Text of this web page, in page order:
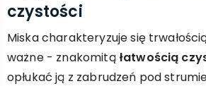
czystości
Miska charakteryzuje się
ważne - znakomitą łatwością
opłukać ją z zabrudzeń pod